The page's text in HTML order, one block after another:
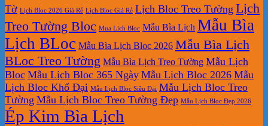
Tờ Lịch Bloc 2026 Giá Rẻ Lịch Bloc Giá Rẻ Lịch Bloc Treo Tường Lịch
Treo Tường Bloc Mua Lich Bloc Mẫu Bìa Lịch Mẫu Bìa
Lịch BLoc Mẫu Bìa Lịch Bloc 2026 Mẫu Bìa Lịch
BLoc Treo Tường Mẫu Bìa Lịch Treo Tường Mẫu Lịch
Bloc Mẫu Lịch Bloc 365 Ngày Mẫu Lịch Bloc 2026 Mẫu
Lịch Bloc Khổ Đại Mẫu Lịch Bloc Siêu Đại Mẫu Lịch Bloc Treo
Tường Mẫu Lịch Bloc Treo Tường Đẹp Mẫu Lịch Bloc Đẹp 2026
Ép Kim Bìa Lịch